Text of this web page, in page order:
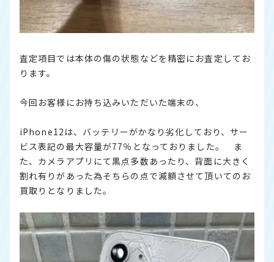
査定項目では本体の傷の状態などを精密にお査定してお
ります。
今回お客様にお持ち込みいただいた端末の、
iPhone12は、バッテリーがかなり劣化しており、サー
ビス表記の最大容量が77％となっておりました。 ま
た、カメラアプリにて黒点多数あったり、背面に大きく
割れ有りがあった為そちらの点で減額させて頂いてのお
買取りとなりました。